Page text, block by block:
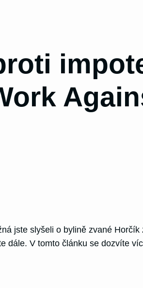
jste slyšeli o bylině zvané Horčík
dále. V tomto článku se dozvíte